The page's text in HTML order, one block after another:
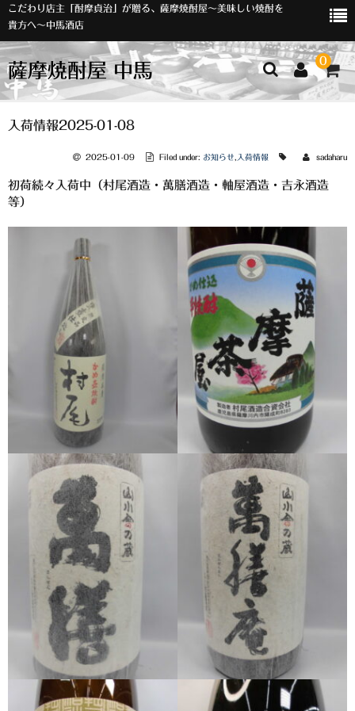
こだわり店主「酎摩貞治」が贈る、薩摩焼酎屋～美味しい焼酎を
貴方へ～中馬酒店
薩摩焼酎屋 中馬 0
ホーム
入荷情報
オリジナルラベル
店主おすすめ
数量限定
希少焼酎
季節限定品
セット商品
リキュール
ウヰスキー
中馬酒店オリジナル
全取扱商品
森伊蔵酒造
村尾酒造
万膳酒造
入荷情報2025-01-08
2025-01-09 Filed under: お知らせ 入荷情報 sadaharu
初荷続々入荷中（村尾酒造・萬膳酒造・軸屋酒造・吉永酒造
等）